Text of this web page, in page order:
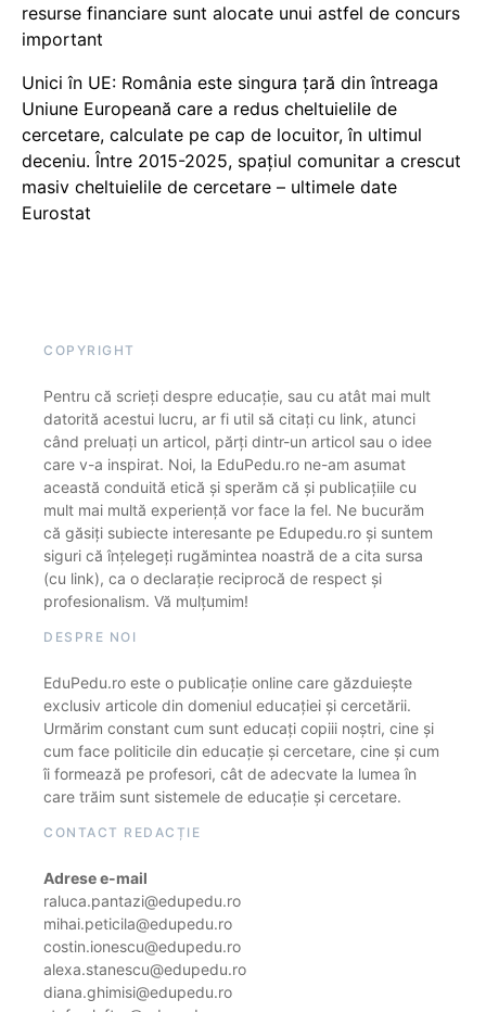
resurse financiare sunt alocate unui astfel de concurs
important
Unici în UE: România este singura țară din întreaga
Uniune Europeană care a redus cheltuielile de
cercetare, calculate pe cap de locuitor, în ultimul
deceniu. Între 2015-2025, spațiul comunitar a crescut
masiv cheltuielile de cercetare – ultimele date
Eurostat
COPYRIGHT
Pentru că scrieți despre educație, sau cu atât mai mult
datorită acestui lucru, ar fi util să citați cu link, atunci
când preluați un articol, părți dintr-un articol sau o idee
care v-a inspirat. Noi, la EduPedu.ro ne-am asumat
această conduită etică și sperăm că și publicațiile cu
mult mai multă experiență vor face la fel. Ne bucurăm
că găsiți subiecte interesante pe Edupedu.ro și suntem
siguri că înțelegeți rugămintea noastră de a cita sursa
(cu link), ca o declarație reciprocă de respect și
profesionalism. Vă mulțumim!
DESPRE NOI
EduPedu.ro este o publicație online care găzduiește
exclusiv articole din domeniul educației și cercetării.
Urmărim constant cum sunt educați copiii noștri, cine și
cum face politicile din educație și cercetare, cine și cum
îi formează pe profesori, cât de adecvate la lumea în
care trăim sunt sistemele de educație și cercetare.
CONTACT REDACȚIE
Adrese e-mail
raluca.pantazi@edupedu.ro
mihai.peticila@edupedu.ro
costin.ionescu@edupedu.ro
alexa.stanescu@edupedu.ro
diana.ghimisi@edupedu.ro